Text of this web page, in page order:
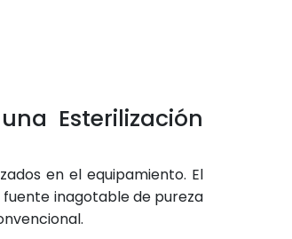
Esterilización
en el equipamiento. El
inagotable de pureza